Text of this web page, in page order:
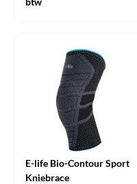
E-life Bio-Contour Sport
Kniebrace